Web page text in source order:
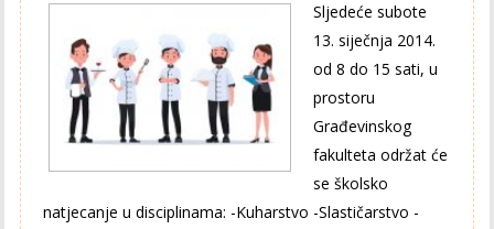
Sljedeće subote
13. siječnja 2014.
od 8 do 15 sati, u
prostoru
Građevinskog
fakulteta održat će
se školsko
natjecanje u disciplinama: -Kuharstvo -Slastičarstvo -